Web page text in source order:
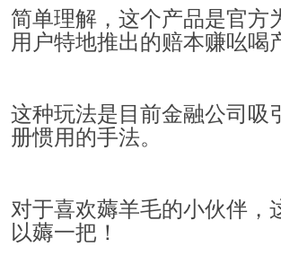
简单理解，这个产品是官方
用户特地推出的赔本赚吆喝
这种玩法是目前金融公司吸
册惯用的手法。
对于喜欢薅羊毛的小伙伴，
以薅一把！